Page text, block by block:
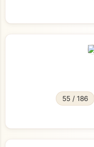
55 / 186